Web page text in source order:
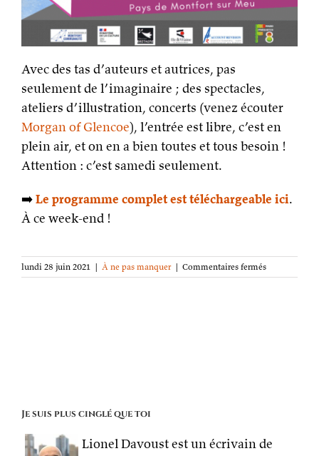
Avec des tas d’auteurs et autrices, pas
seulement de l’imaginaire ; des spectacles,
ateliers d’illustration, concerts (venez écouter
Morgan of Glencoe), l’entrée est libre, c’est en
plein air, et on en a bien toutes et tous besoin !
Attention : c’est samedi seulement.
➡️Le programme complet est téléchargeable ici.
À ce week-end !
lundi 28 juin 2021 | À ne pas manquer | Commentaires ferméssur
Ce
Je suis plus cinglé que toi
Lionel Davoust est un écrivain de